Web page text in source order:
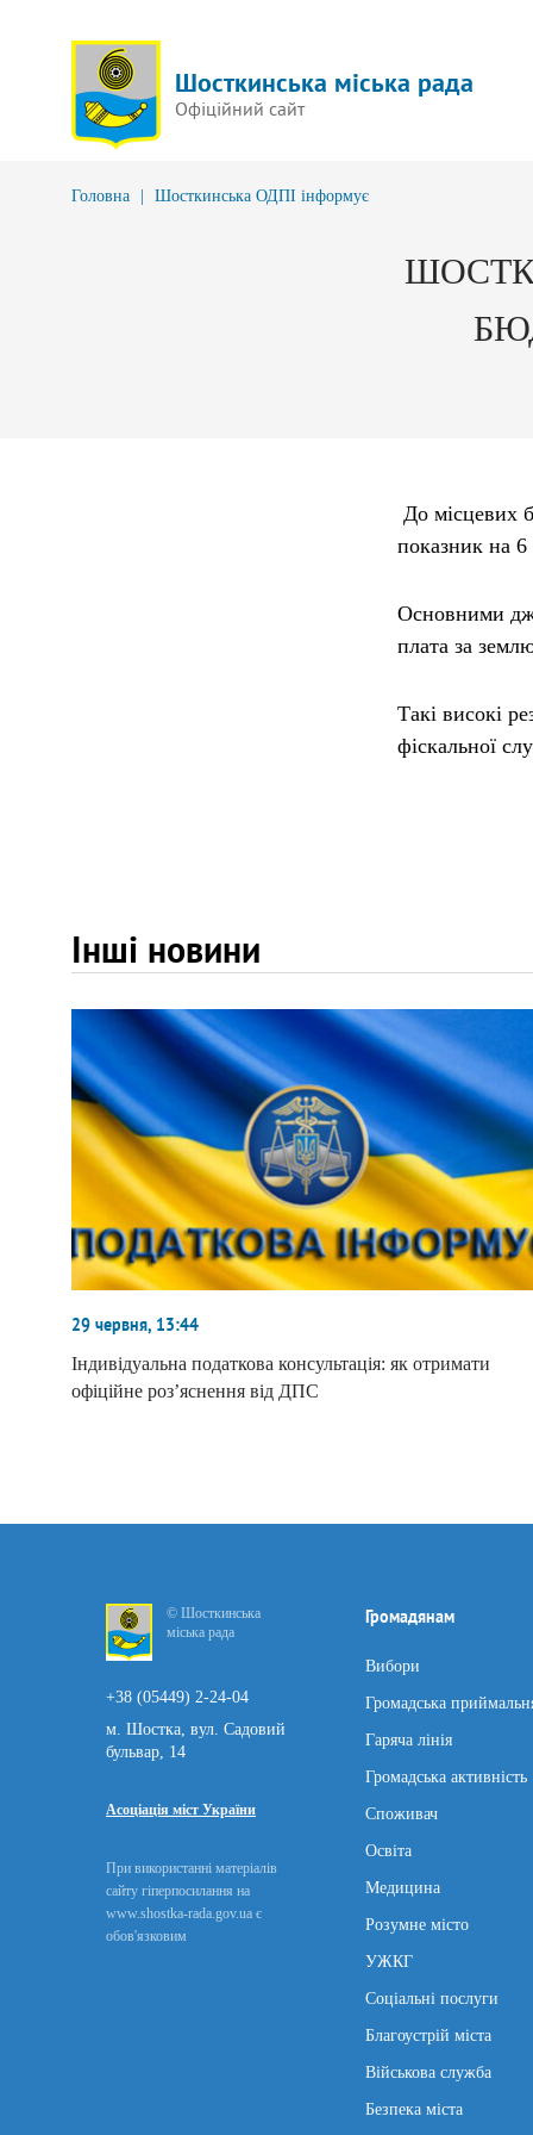
Шосткинська міська рада
Офіційний сайт
Головна Шосткинська ОДПІ інформує
До місцевих
показник на
Основними
плата за
Такі високі
фіскальної
Інші новини
29 червня, 13:44
Індивідуальна податкова консультація: як отримати
офіційне роз’яснення від ДПС
© Шосткинська
міська рада
+38 (05449) 2-24-04
м. Шостка, вул. Садовий
бульвар, 14
Асоціація міст України
При використанні матеріалів
сайту гіперпосилання на
www.shostka-rada.gov.ua є
обов'язковим
Громадянам
Вибори
Громадська
Гаряча лінія
Громадська активність
Споживач
Освіта
Медицина
Розумне місто
УЖКГ
Соціальні послуги
Благоустрій міста
Військова служба
Безпека міста